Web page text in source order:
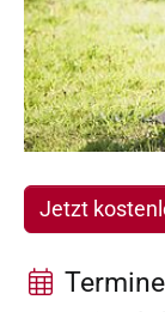
Jetzt
Termine